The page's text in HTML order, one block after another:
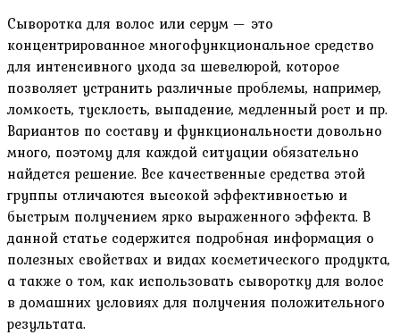
Сыворотка для волос или серум — это
концентрированное многофункциональное средство
для интенсивного ухода за шевелюрой, которое
позволяет устранить различные проблемы, например,
ломкость, тусклость, выпадение, медленный рост и пр.
Вариантов по составу и функциональности довольно
много, поэтому для каждой ситуации обязательно
найдется решение. Все качественные средства этой
группы отличаются высокой эффективностью и
быстрым получением ярко выраженного эффекта. В
данной статье содержится подробная информация о
полезных свойствах и видах косметического продукта,
а также о том, как использовать сыворотку для волос
в домашних условиях для получения положительного
результата.